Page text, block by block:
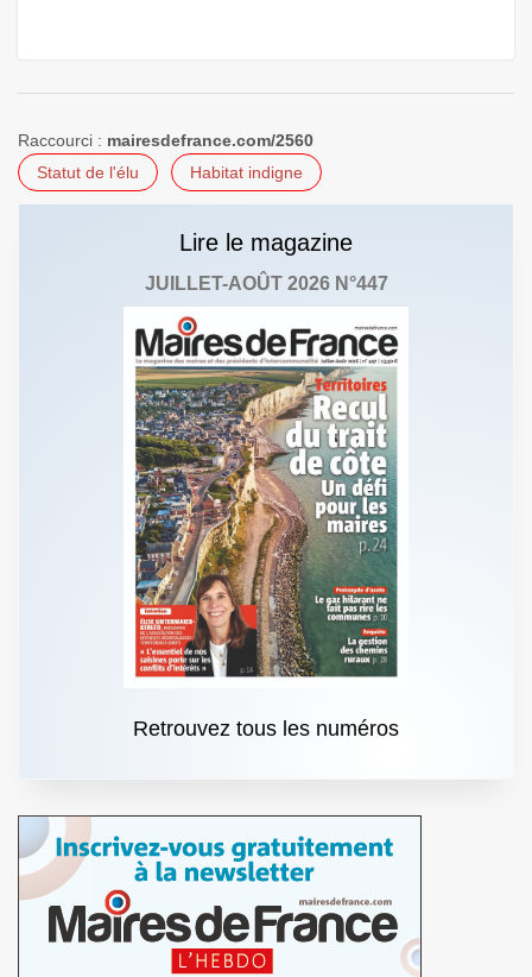
Raccourci : mairesdefrance.com/2560
Statut de l'élu
Habitat indigne
Lire le magazine
JUILLET-AOÛT 2026 N°447
Retrouvez tous les numéros